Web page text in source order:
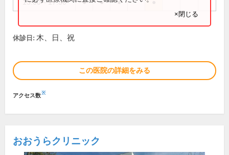
15:00～17:30 ● ● ●
×閉じる
休診日: 木、日、祝
この医院の詳細をみる
アクセス数※
おおうらクリニック